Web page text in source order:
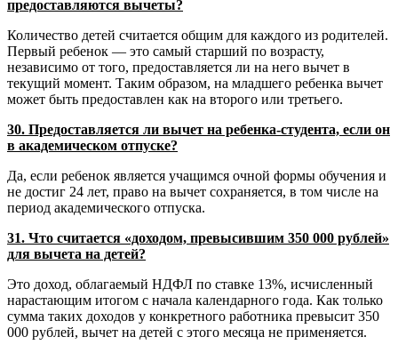
предоставляются вычеты?
Количество детей считается общим для каждого из родителей.
Первый ребенок — это самый старший по возрасту,
независимо от того, предоставляется ли на него вычет в
текущий момент. Таким образом, на младшего ребенка вычет
может быть предоставлен как на второго или третьего.
30. Предоставляется ли вычет на ребенка-студента, если он
в академическом отпуске?
Да, если ребенок является учащимся очной формы обучения и
не достиг 24 лет, право на вычет сохраняется, в том числе на
период академического отпуска.
31. Что считается «доходом, превысившим 350 000 рублей»
для вычета на детей?
Это доход, облагаемый НДФЛ по ставке 13%, исчисленный
нарастающим итогом с начала календарного года. Как только
сумма таких доходов у конкретного работника превысит 350
000 рублей, вычет на детей с этого месяца не применяется.